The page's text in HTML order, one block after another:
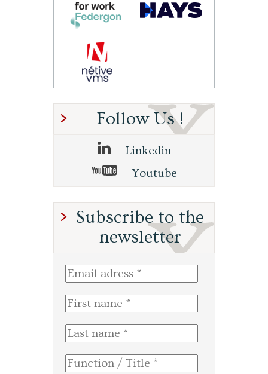
Follow Us !
Linkedin
Youtube
Subscribe to the
newsletter